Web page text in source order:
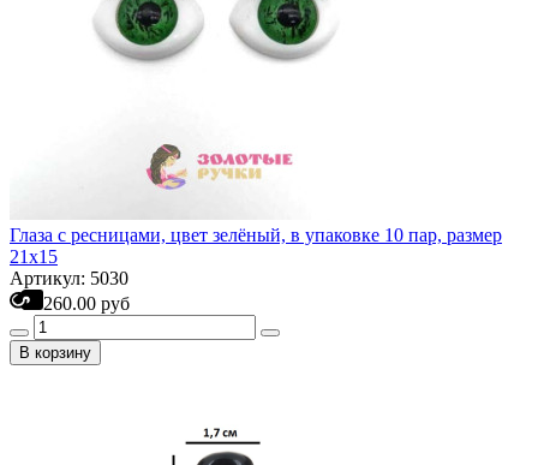
Глаза с ресницами, цвет зелёный, в упаковке 10 пар, размер
21х15
Артикул: 5030
260.00 руб
В корзину